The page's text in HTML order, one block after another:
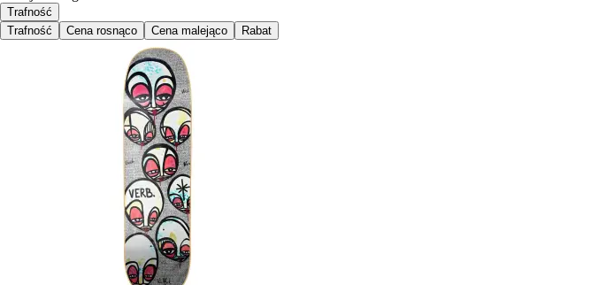
Trafność
Trafność
Cena rosnąco Cena malejąco Rabat